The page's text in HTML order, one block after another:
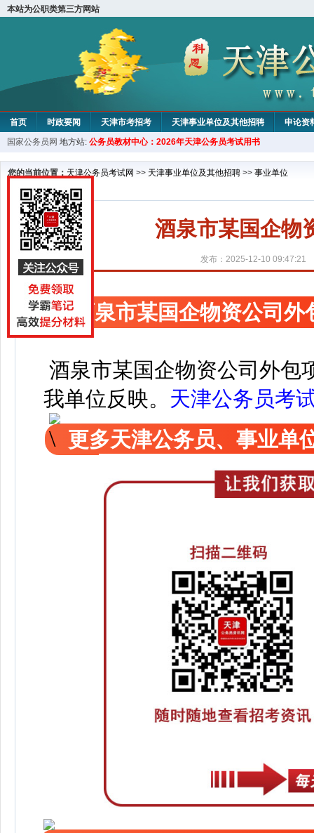
本站为公职类第三方网站
首页 时政要闻 天津市考招考 天津事业单位及其他招聘 申论资
教材中心
国家公务员网 地方站: 公务员教材中心：2026年天津公务员考试用书
您的当前位置： 天津公务员考试网 >> 天津事业单位及其他招聘 >> 事业单位
酒泉市某国企物
发布：2025-12-10 09:47:21
酒泉市某国企物资公司外
酒泉市某国企物资公司外包
我单位反映。 天津公务员考
更多天津公务员、事业单